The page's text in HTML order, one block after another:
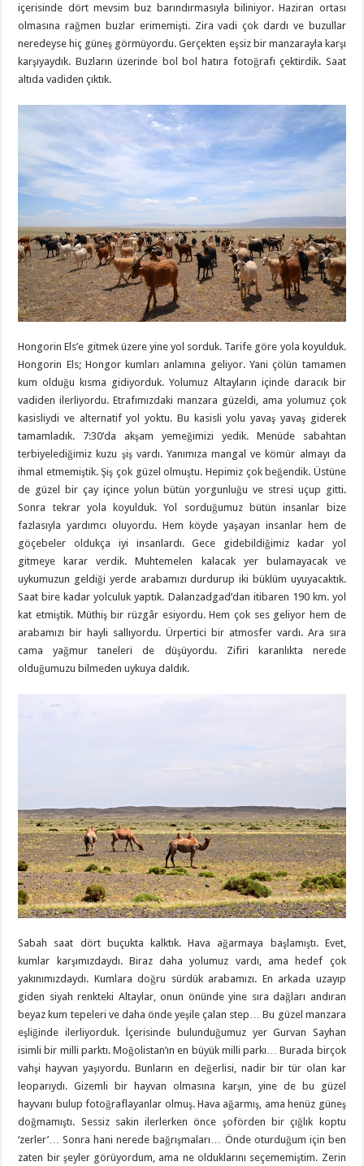
içerisinde dört mevsim buz barındırmasıyla biliniyor. Haziran ortası
olmasına rağmen buzlar erimemişti. Zira vadi çok dardı ve buzullar
neredeyse hiç güneş görmüyordu. Gerçekten eşsiz bir manzarayla karşı
karşıyaydık. Buzların üzerinde bol bol hatıra fotoğrafı çektirdik. Saat
altıda vadiden çıktık.
Hongorin Els’e gitmek üzere yine yol sorduk. Tarife göre yola koyulduk.
Hongorin Els; Hongor kumları anlamına geliyor. Yani çölün tamamen
kum olduğu kısma gidiyorduk. Yolumuz Altayların içinde daracık bir
vadiden ilerliyordu. Etrafımızdaki manzara güzeldi, ama yolumuz çok
kasisliydi ve alternatif yol yoktu. Bu kasisli yolu yavaş yavaş giderek
tamamladık. 7:30’da akşam yemeğimizi yedik. Menüde sabahtan
terbiyelediğimiz kuzu şiş vardı. Yanımıza mangal ve kömür almayı da
ihmal etmemiştik. Şiş çok güzel olmuştu. Hepimiz çok beğendik. Üstüne
de güzel bir çay içince yolun bütün yorgunluğu ve stresi uçup gitti.
Sonra tekrar yola koyulduk. Yol sorduğumuz bütün insanlar bize
fazlasıyla yardımcı oluyordu. Hem köyde yaşayan insanlar hem de
göçebeler oldukça iyi insanlardı. Gece gidebildiğimiz kadar yol
gitmeye karar verdik. Muhtemelen kalacak yer bulamayacak ve
uykumuzun geldiği yerde arabamızı durdurup iki büklüm uyuyacaktık.
Saat bire kadar yolculuk yaptık. Dalanzadgad’dan itibaren 190 km. yol
kat etmiştik. Müthiş bir rüzgâr esiyordu. Hem çok ses geliyor hem de
arabamızı bir hayli sallıyordu. Ürpertici bir atmosfer vardı. Ara sıra
cama yağmur taneleri de düşüyordu. Zifiri karanlıkta nerede
olduğumuzu bilmeden uykuya daldık.
Sabah saat dört buçukta kalktık. Hava ağarmaya başlamıştı. Evet,
kumlar karşımızdaydı. Biraz daha yolumuz vardı, ama hedef çok
yakınımızdaydı. Kumlara doğru sürdük arabamızı. En arkada uzayıp
giden siyah renkteki Altaylar, onun önünde yine sıra dağları andıran
beyaz kum tepeleri ve daha önde yeşile çalan step… Bu güzel manzara
eşliğinde ilerliyorduk. İçerisinde bulunduğumuz yer Gurvan Sayhan
isimli bir milli parktı. Moğolistan’ın en büyük milli parkı… Burada birçok
vahşi hayvan yaşıyordu. Bunların en değerlisi, nadir bir tür olan kar
leoparıydı. Gizemli bir hayvan olmasına karşın, yine de bu güzel
hayvanı bulup fotoğraflayanlar olmuş. Hava ağarmış, ama henüz güneş
doğmamıştı. Sessiz sakin ilerlerken önce şoförden bir çığlık koptu
‘zerler’… Sonra hani nerede bağrışmaları… Önde oturduğum için ben
zaten bir şeyler görüyordum, ama ne olduklarını seçememiştim. Zerin